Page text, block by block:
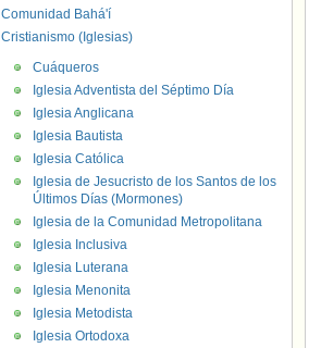
Comunidad Bahá'í
Cristianismo (Iglesias)
Cuáqueros
Iglesia Adventista del Séptimo Día
Iglesia Anglicana
Iglesia Bautista
Iglesia Católica
Iglesia de Jesucristo de los Santos de los
Últimos Días (Mormones)
Iglesia de la Comunidad Metropolitana
Iglesia Inclusiva
Iglesia Luterana
Iglesia Menonita
Iglesia Metodista
Iglesia Ortodoxa